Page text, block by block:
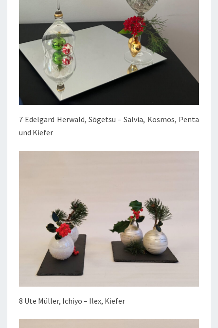
7 Edelgard Herwald, Sōgetsu – Salvia, Kosmos, Penta
und Kiefer
8 Ute Müller, Ichiyo – Ilex, Kiefer